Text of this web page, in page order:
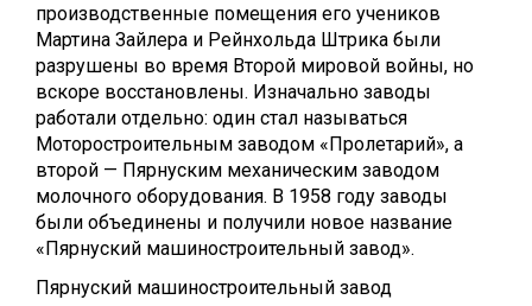
производственные помещения его учеников
Мартина Зайлера и Рейнхольда Штрика были
разрушены во время Второй мировой войны, но
вскоре восстановлены. Изначально заводы
работали отдельно: один стал называться
Моторостроительным заводом «Пролетарий», а
второй — Пярнуским механическим заводом
молочного оборудования. В 1958 году заводы
были объединены и получили новое название
«Пярнуский машиностроительный завод».
Пярнуский машиностроительный завод